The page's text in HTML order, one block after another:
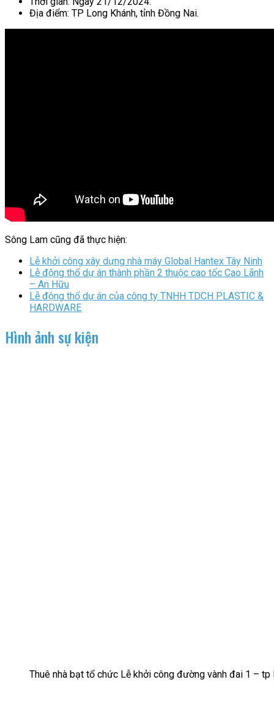
Địa điểm: TP Long Khánh, tỉnh Đồng Nai.
Sông Lam cũng đã thực hiện:
Lễ khởi công xây dựng nhà máy Global Hantex Tây Ninh
Lễ động thổ dự án thành phần 2 thuộc cao tốc Cao Lãnh
– An Hữu
Lễ động thổ dự án của công ty TNHH TDCH PLASTIC &
HARDWARE
Hình ảnh sự kiện
Thuê nhà bạt tổ chức Lễ khởi công đường vành đai 1 – tp